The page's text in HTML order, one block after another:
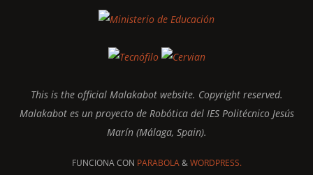
This is the official Malakabot website. Copyright reserved.
Malakabot es un proyecto de Robótica del IES Politécnico Jesús
Marín (Málaga, Spain).
FUNCIONA CON PARABOLA&WORDPRESS.